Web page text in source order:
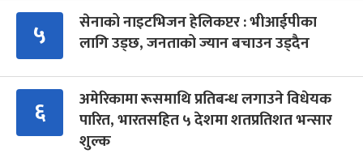
५
सेनाको नाइटभिजन हेलिकप्टर : भीआईपीका
लागि उड्छ, जनताको ज्यान बचाउन उड्दैन
६
अमेरिकामा रूसमाथि प्रतिबन्ध लगाउने विधेयक
पारित, भारतसहित ५ देशमा शतप्रतिशत भन्सार
शुल्क